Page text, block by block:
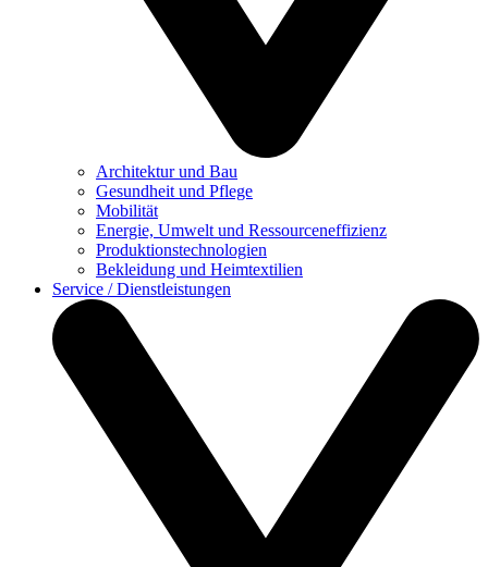
Architektur und Bau
Gesundheit und Pflege
Mobilität
Energie, Umwelt und Ressourceneffizienz
Produktionstechnologien
Bekleidung und Heimtextilien
Service / Dienstleistungen